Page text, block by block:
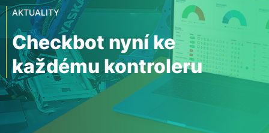
AKTUALITY
Checkbot nyní ke
každému kontroleru